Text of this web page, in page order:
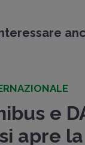
e
apre la